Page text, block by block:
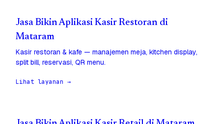
Jasa Bikin Aplikasi Kasir Restoran di
Mataram
Kasir restoran & kafe — manajemen meja, kitchen display,
split bill, reservasi, QR menu.
Lihat layanan →